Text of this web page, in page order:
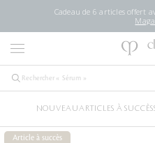
Cadeau de 6 articles offert
NOUVEAUARTICLES À SUCCÈS
Article à succès